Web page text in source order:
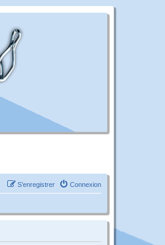
Connexion
S’enregistrer